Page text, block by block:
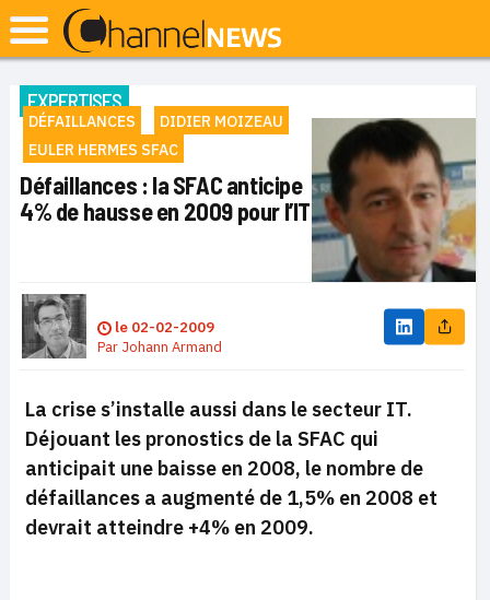
EXPERTISES
DÉFAILLANCES
DIDIER MOIZEAU
EULER HERMES SFAC
Défaillances : la SFAC anticipe
4% de hausse en 2009 pour l’IT
le 02-02-2009
Par Johann Armand
La crise s’installe aussi dans le secteur IT.
Déjouant les pronostics de la SFAC qui
anticipait une baisse en 2008, le nombre de
défaillances a augmenté de 1,5% en 2008 et
devrait atteindre +4% en 2009.